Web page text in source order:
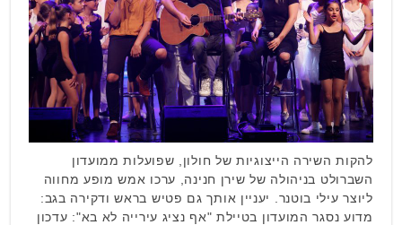
להקות השירה הייצוגיות של חולון, שפועלות ממועדון
השברולט בניהולה של שירן חנינה, ערכו אמש מופע מחווה
ליוצר עילי בוטנר. יעניין אותך גם פטיש בראש ודקירה בגב:
מדוע נסגר המועדון בטיילת "אף נציג עירייה לא בא": עדכון